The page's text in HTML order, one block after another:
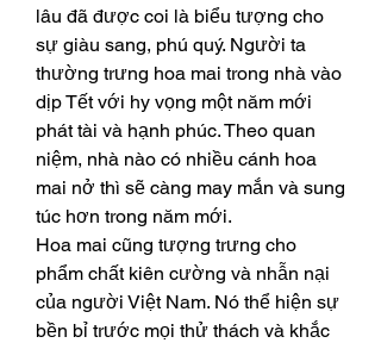
lâu đã được coi là biểu tượng cho
sự giàu sang, phú quý. Người ta
thường trưng hoa mai trong nhà vào
dịp Tết với hy vọng một năm mới
phát tài và hạnh phúc. Theo quan
niệm, nhà nào có nhiều cánh hoa
mai nở thì sẽ càng may mắn và sung
túc hơn trong năm mới.
Hoa mai cũng tượng trưng cho
phẩm chất kiên cường và nhẫn nại
của người Việt Nam. Nó thể hiện sự
bền bỉ trước mọi thử thách và khắc